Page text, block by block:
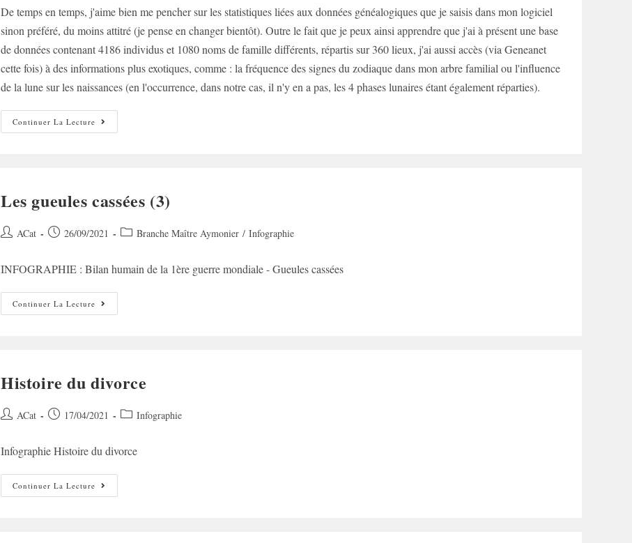
publication :
De temps en temps, j'aime bien me pencher sur les statistiques liées aux données généalogiques que je saisis dans mon logiciel
sinon préféré, du moins attitré (je pense en changer bientôt). Outre le fait que je peux ainsi apprendre que j'ai à présent une base
de données contenant 4186 individus et 1080 noms de famille différents, répartis sur 360 lieux, j'ai aussi accès (via Geneanet
cette fois) à des informations plus exotiques, comme : la fréquence des signes du zodiaque dans mon arbre familial ou l'influence
de la lune sur les naissances (en l'occurrence, dans notre cas, il n'y en a pas, les 4 phases lunaires étant également réparties).
Continuer La Lecture L’évolution
De
Les gueules cassées (3)
Auteur/autrice
publication :
ACat
Post 26/09/2021
Post Branche Maître Aymonier / Infographie
INFOGRAPHIE : Bilan humain de la 1ère guerre mondiale - Gueules cassées
Continuer La Lecture Les
Gueules
Histoire du divorce
Auteur/autrice
publication :
ACat
Post 17/04/2021
Post Infographie
Infographie Histoire du divorce
Continuer La Lecture Histoire
Du